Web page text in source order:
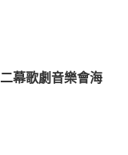
幕歌劇音樂會海